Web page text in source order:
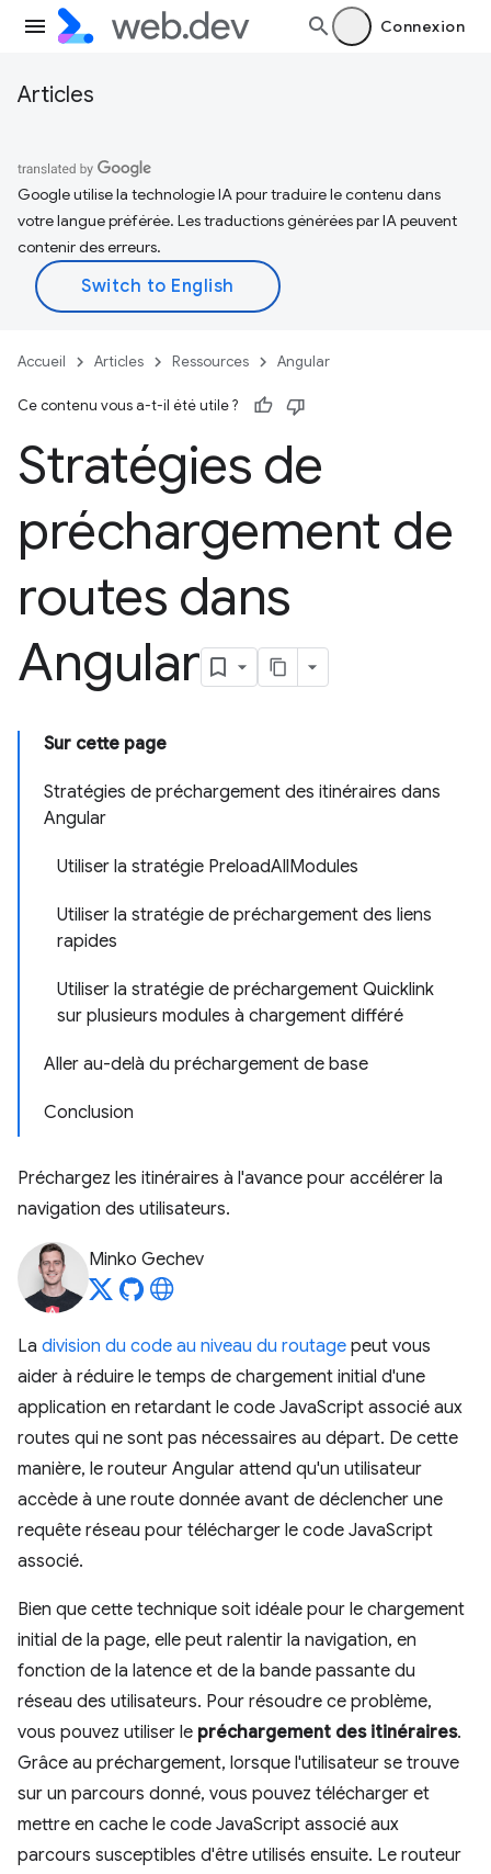
Connexion
Articles
Google utilise la technologie IA pour traduire le contenu dans
votre langue préférée. Les traductions générées par IA peuvent
contenir des erreurs.
Accueil Articles Ressources Angular
Ce contenu vous a-t-il été utile ?
Stratégies de
préchargement de
routes dans
Angular
Sur cette page
Stratégies de préchargement des itinéraires dans
Angular
Utiliser la stratégie PreloadAllModules
Utiliser la stratégie de préchargement des liens
rapides
Utiliser la stratégie de préchargement Quicklink
sur plusieurs modules à chargement différé
Aller au-delà du préchargement de base
Conclusion
Préchargez les itinéraires à l'avance pour accélérer la
navigation des utilisateurs.
Minko Gechev
La division du code au niveau du routage peut vous
aider à réduire le temps de chargement initial d'une
application en retardant le code JavaScript associé aux
routes qui ne sont pas nécessaires au départ. De cette
manière, le routeur Angular attend qu'un utilisateur
accède à une route donnée avant de déclencher une
requête réseau pour télécharger le code JavaScript
associé.
Bien que cette technique soit idéale pour le chargement
initial de la page, elle peut ralentir la navigation, en
fonction de la latence et de la bande passante du
réseau des utilisateurs. Pour résoudre ce problème,
vous pouvez utiliser le préchargement des itinéraires.
Grâce au préchargement, lorsque l'utilisateur se trouve
sur un parcours donné, vous pouvez télécharger et
mettre en cache le code JavaScript associé aux
parcours susceptibles d'être utilisés ensuite. Le routeur